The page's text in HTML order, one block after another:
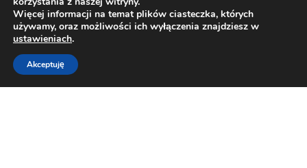
Więcej informacji na temat plików ciasteczka, których
używamy, oraz możliwości ich wyłączenia znajdziesz w
ustawieniach.
Akceptuję